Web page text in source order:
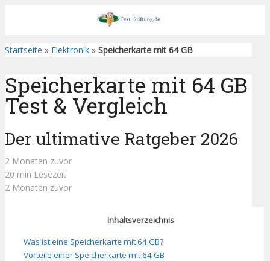
Startseite » Elektronik » Speicherkarte mit 64 GB
Speicherkarte mit 64 GB
Test & Vergleich
Der ultimative Ratgeber 2026
2 Monaten zuvor
20 min Lesezeit
2 Monaten zuvor
Inhaltsverzeichnis
Was ist eine Speicherkarte mit 64 GB?
Vorteile einer Speicherkarte mit 64 GB